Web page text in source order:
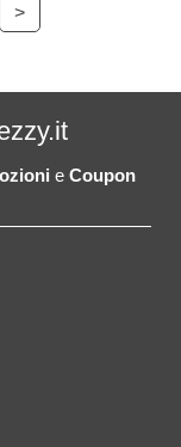
>
e Coupon